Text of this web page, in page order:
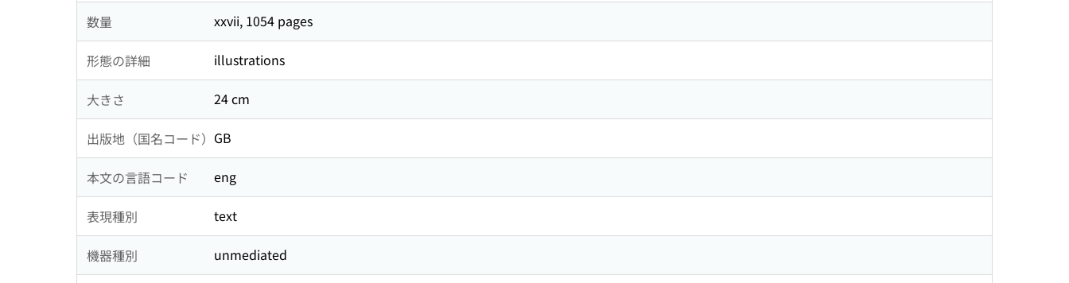
数量 xxvii, 1054 pages
形態の詳細 illustrations
大きさ 24 cm
出版地（国名コード） GB
本文の言語コード eng
表現種別 text
機器種別 unmediated